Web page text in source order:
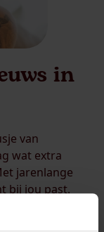
in
van
wat extra
jarenlange
bij jou past.
wij
gekozen